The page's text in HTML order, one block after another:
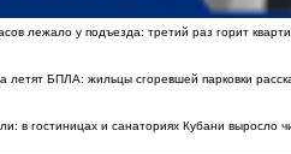
лежало у подъезда: третий раз горит
БПЛА: жильцы сгоревшей парковки
в гостиницах и санаториях Кубани выросло